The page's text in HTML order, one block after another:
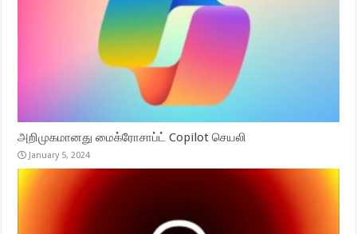
அறிமுகமானது மைக்ரோசாப்ட் Copilot செயலி
January 5, 2024